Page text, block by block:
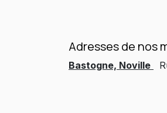
Adresses de nos
Bastogne, Noville